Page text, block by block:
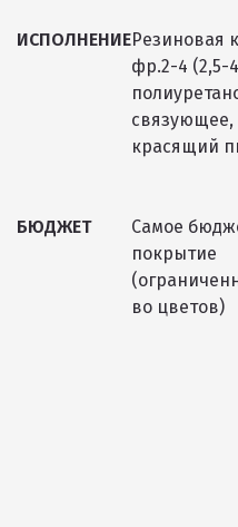
ИСПОЛНЕНИЕРезиновая
фр.2-4 (2,5-
связующее,
красящий
БЮДЖЕТ
Самое
покрытие
во цветов)